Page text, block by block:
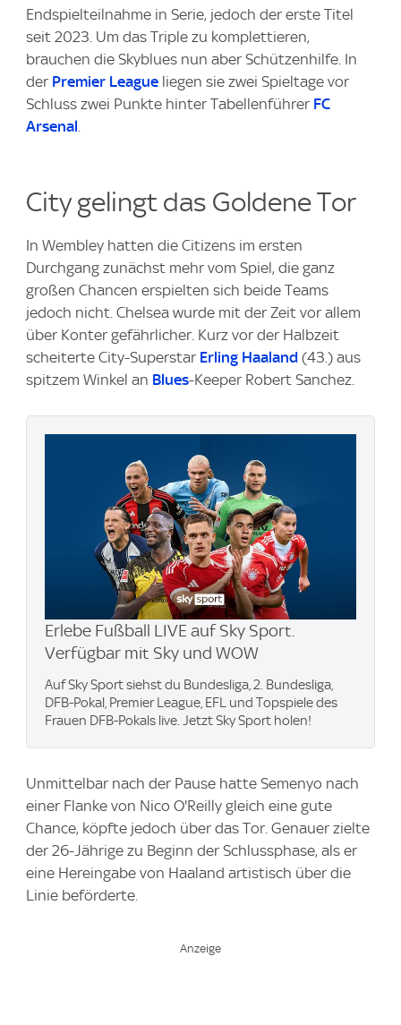
Endspielteilnahme in Serie, jedoch der erste Titel
seit 2023. Um das Triple zu komplettieren,
brauchen die Skyblues nun aber Schützenhilfe. In
der Premier League liegen sie zwei Spieltage vor
Schluss zwei Punkte hinter Tabellenführer FC
Arsenal.
City gelingt das Goldene Tor
In Wembley hatten die Citizens im ersten
Durchgang zunächst mehr vom Spiel, die ganz
großen Chancen erspielten sich beide Teams
jedoch nicht. Chelsea wurde mit der Zeit vor allem
über Konter gefährlicher. Kurz vor der Halbzeit
scheiterte City-Superstar Erling Haaland (43.) aus
spitzem Winkel an Blues-Keeper Robert Sanchez.
Erlebe Fußball LIVE auf Sky Sport.
Verfügbar mit Sky und WOW
Auf Sky Sport siehst du Bundesliga, 2. Bundesliga,
DFB-Pokal, Premier League, EFL und Topspiele des
Frauen DFB-Pokals live. Jetzt Sky Sport holen!
Unmittelbar nach der Pause hatte Semenyo nach
einer Flanke von Nico O'Reilly gleich eine gute
Chance, köpfte jedoch über das Tor. Genauer zielte
der 26-Jährige zu Beginn der Schlussphase, als er
eine Hereingabe von Haaland artistisch über die
Linie beförderte.